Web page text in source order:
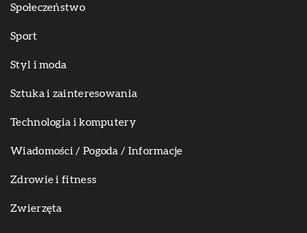
Społeczeństwo
Sport
Styl i moda
Sztuka i zainteresowania
Technologia i komputery
Wiadomości / Pogoda / Informacje
Zdrowie i fitness
Zwierzęta